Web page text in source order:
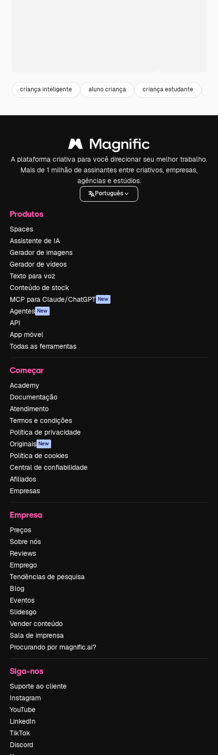
criança inteligente aluno criança criança estudante
A plataforma criativa para você direcionar seu melhor trabalho.
Mais de 1 milhão de assinantes entre criativos, empresas,
agências e estúdios.
Português
Produtos
Spaces
Assistente de IA
Gerador de imagens
Gerador de vídeos
Texto para voz
Conteúdo de stock
MCP para Claude/ChatGPT New
Agentes New
API
App móvel
Todas as ferramentas
Começar
Academy
Documentação
Atendimento
Termos e condições
Política de privacidade
Originais New
Política de cookies
Central de confiabilidade
Afiliados
Empresas
Empresa
Preços
Sobre nós
Reviews
Emprego
Tendências de pesquisa
Blog
Eventos
Slidesgo
Vender conteúdo
Sala de imprensa
Procurando por magnific.ai?
Siga-nos
Suporte ao cliente
Instagram
YouTube
LinkedIn
TikTok
Discord